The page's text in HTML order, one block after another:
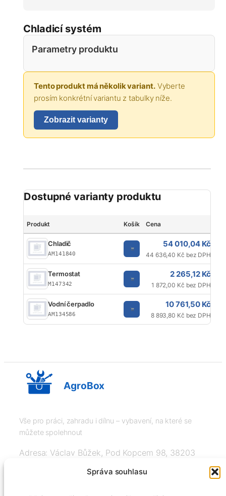
Správa souhlasu
Chladicí systém
Parametry produktu
Tento produkt má několik variant.Vyberte
prosím konkrétní variantu z tabulky níže.
Zobrazit varianty
Dostupné varianty produktu
Produkt Košík Cena
Chladič
AM141840
54 010,04 Kč
44 636,40 Kč bez DPH
Termostat
M147342
2 265,12 Kč
1 872,00 Kč bez DPH
Vodní čerpadlo
AM134586
10 761,50 Kč
8 893,80 Kč bez DPH
AgroBox
Vše pro práci, zahradu i dílnu – vybavení, na které se
můžete spolehnout
Adresa: Václav Bůžek, Pod Kopcem 98, 38203